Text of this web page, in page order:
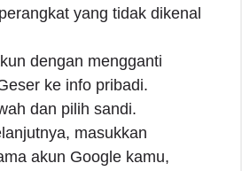
yang tidak dikenal
dengan mengganti
ke info pribadi.
dan pilih sandi.
masukkan
akun Google kamu,